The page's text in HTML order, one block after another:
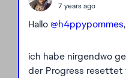
7 years ago
Hallo @h4ppypommes,
ich habe nirgendwo
der Progress resettet